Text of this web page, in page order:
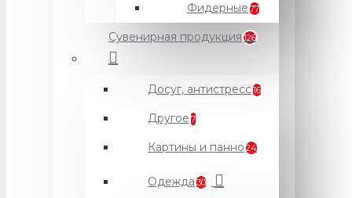
Фидерные 77
Сувенирная продукция 126
Досуг, антистресс16
Другое 7
Картины и панно 24
Одежда 30